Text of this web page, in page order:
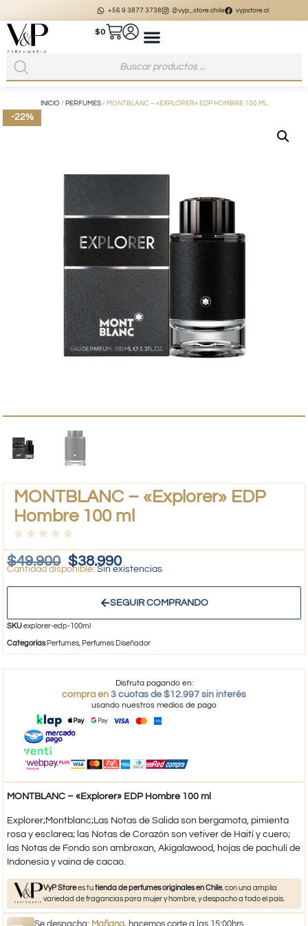
+56 9 3877 3738 @vyp_store.chile vypstore.cl
$0
INICIO / PERFUMES / MONTBLANC – «EXPLORER» EDP HOMBRE 100 ML
-22%
MONTBLANC – «Explorer» EDP
Hombre 100 ml
$49.900 $38.990
Sin existencias
SEGUIR COMPRANDO
SKUexplorer-edp-100ml
Categorías Perfumes, Perfumes Diseñador
Disfruta pagando en:
compra en 3 cuotas de $12.997 sin interés
usando nuestros medios de pago
MONTBLANC – «Explorer» EDP Hombre 100 ml
Explorer;Montblanc;Las Notas de Salida son bergamota, pimienta
rosa y esclarea; las Notas de Corazón son vetiver de Haití y cuero;
las Notas de Fondo son ambroxan, Akigalawood, hojas de pachulí de
Indonesia y vaina de cacao.
VyP Storees tutienda de perfumes originales en Chile, con una amplia
variedad de fragancias para mujer y hombre, y despacho a todo el país.
Se despacha: Mañana, hacemos corte a las 15:00hrs.